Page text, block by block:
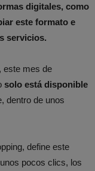
digitales, como
este formato e
servicios.
este mes de
solo está disponible
dentro de unos
define este
pocos clics, los